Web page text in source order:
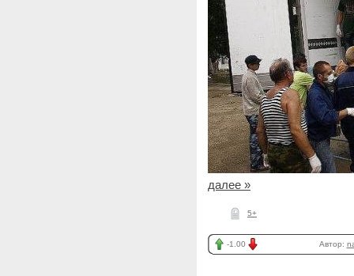
далее »
5+
-1.00 Автор: